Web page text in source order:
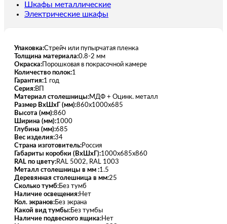
Шкафы металлические
Электрические шкафы
Упаковка:Стрейч или пупырчатая пленка
Толщина материала:0.8-2 мм
Окраска: Порошковая в покрасочной камере
Количество полок:1
Гарантия:1 год
Серия:ВП
Материал столешницы:МДФ + Оцинк. металл
Размер ВхШхГ (мм):860x1000x685
Высота (мм):860
Ширина (мм):1000
Глубина (мм):685
Вес изделия:34
Страна изготовитель:Россия
Габариты коробки (ВхШхГ):1000х685х860
RAL по цвету:RAL 5002, RAL 1003
Металл столешницы в мм :1.5
Деревянная столешница в мм:25
Сколько тумб:Без тумб
Наличие освещения:Нет
Кол. экранов:Без экрана
Какой вид тумбы:Без тумбы
Наличие подвесного ящика:Нет